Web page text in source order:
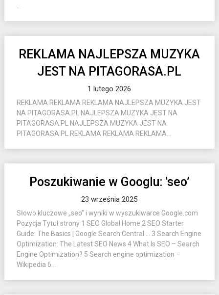
REKLAMA NAJLEPSZA MUZYKA
JEST NA PITAGORASA.PL
1 lutego 2026
REKLAMA REKLAMA REKLAMA NAJLEPSZA MUZYKA JEST
NA PITAGORASA.PL NAJLEPSZA MUZYKA JEST NA
PITAGORASA.PL NAJLEPSZA MUZYKA JEST NA
PITAGORASA.PL REKLAMA REKLAMA REKLAMA...
Poszukiwanie w Googlu: 'seo’
23 września 2025
Słowo kluczowe „seo” i wyniki w wyszukiwarce Google.com
Pozycja Tytuł strony 1 SEO Global Home 2 SEO Starter
Guide: The Basics | Google Search Central … 3 Search Engine
Optimization: The Latest SEO News 4 What Is SEO – Search
Engine Optimization? 5 Search engine optimization –
Wikipedia 6...